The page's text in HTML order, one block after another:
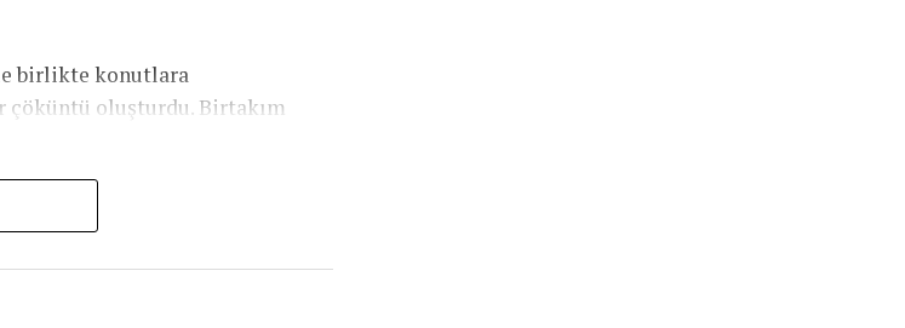
birlikte konutlara
çöküntü oluşturdu. Birtakım